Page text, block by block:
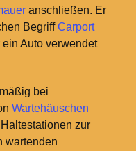
anschließen. Er
BegriffCarport
Auto verwendet
bei
Wartehäuschen
zur
wartenden